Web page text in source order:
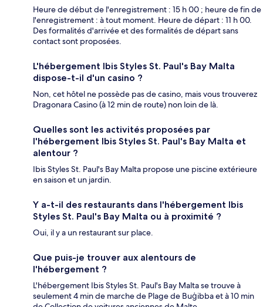
Heure de début de l'enregistrement : 15 h 00 ; heure de fin de
l'enregistrement : à tout moment. Heure de départ : 11 h 00.
Des formalités d'arrivée et des formalités de départ sans
contact sont proposées.
L'hébergement Ibis Styles St. Paul's Bay Malta
dispose-t-il d'un casino ?
Non, cet hôtel ne possède pas de casino, mais vous trouverez
Dragonara Casino (à 12 min de route) non loin de là.
Quelles sont les activités proposées par
l'hébergement Ibis Styles St. Paul's Bay Malta et
alentour ?
Ibis Styles St. Paul's Bay Malta propose une piscine extérieure
en saison et un jardin.
Y a-t-il des restaurants dans l'hébergement Ibis
Styles St. Paul's Bay Malta ou à proximité ?
Oui, il y a un restaurant sur place.
Que puis-je trouver aux alentours de
l'hébergement ?
L'hébergement Ibis Styles St. Paul's Bay Malta se trouve à
seulement 4 min de marche de Plage de Buġibba et à 10 min